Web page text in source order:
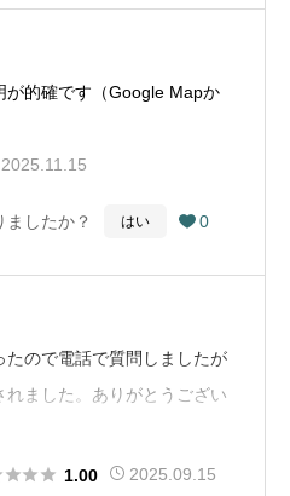
が的確です（Google Mapか
2025.11.15
ましたか？ はい  0
ので電話で質問しましたが
ました。ありがとうござい
即切り。電話対応でこんな
てです。ストレス溜まって
 1.00 2025.09.15